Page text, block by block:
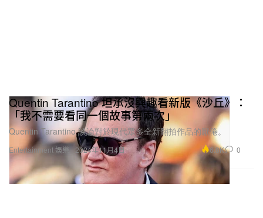
Entertainment 娛樂
Quentin Tarantino 坦承沒興趣看新版《沙丘》：
「我不需要看同一個故事第兩次」
Quentin Tarantino 談論對於現代眾多全新翻拍作品的厭倦。
2024年11月4日 6.8K 0